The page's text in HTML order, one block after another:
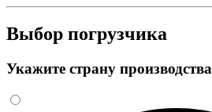
Выбор погрузчика
Укажите страну производства